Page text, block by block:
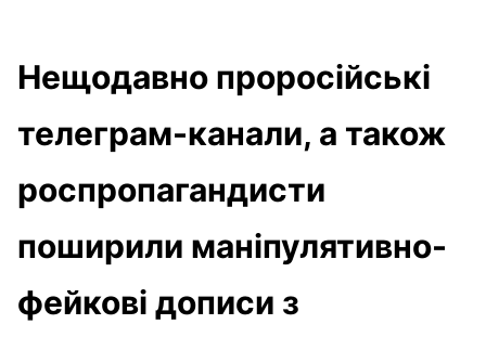
Нещодавно проросійські
телеграм-канали, а також
роспропагандисти
поширили маніпулятивно-
фейкові дописи з